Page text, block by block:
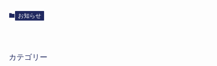
お知らせ
カテゴリー